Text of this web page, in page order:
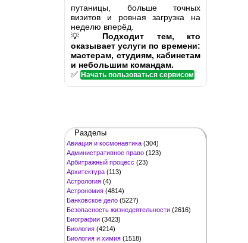
путаницы, больше точных
визитов и ровная загрузка на
неделю вперёд.
💡 Подходит тем, кто
оказывает услуги по времени:
мастерам, студиям, кабинетам
и небольшим командам.
✅ Начать пользоваться сервисом
Разделы
Авиация и космонавтика (304)
Административное право (123)
Арбитражный процесс (23)
Архитектура (113)
Астрология (4)
Астрономия (4814)
Банковское дело (5227)
Безопасность жизнедеятельности (2616)
Биографии (3423)
Биология (4214)
Биология и химия (1518)